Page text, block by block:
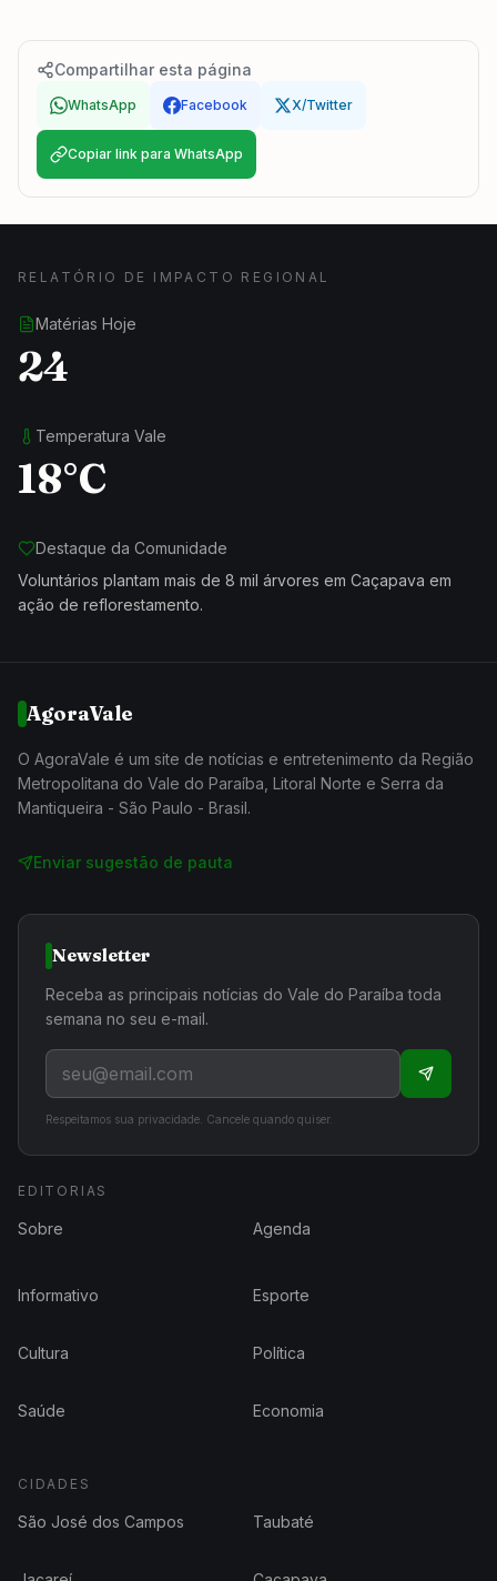
Compartilhar esta página
WhatsApp Facebook X/Twitter
Copiar link para WhatsApp
RELATÓRIO DE IMPACTO REGIONAL
Matérias Hoje
24
Temperatura Vale
18°C
Destaque da Comunidade
Voluntários plantam mais de 8 mil árvores em Caçapava em
ação de reflorestamento.
AgoraVale
O AgoraVale é um site de notícias e entretenimento da Região
Metropolitana do Vale do Paraíba, Litoral Norte e Serra da
Mantiqueira - São Paulo - Brasil.
Enviar sugestão de pauta
Newsletter
Receba as principais notícias do Vale do Paraíba toda
semana no seu e-mail.
Respeitamos sua privacidade. Cancele quando quiser.
EDITORIAS
Sobre Agenda
Informativo Esporte
Cultura Política
Saúde Economia
CIDADES
São José dos Campos Taubaté